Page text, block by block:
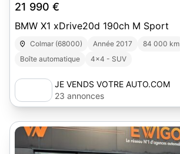
21 990 €
BMW X1 xDrive20d 190ch M Sport
Colmar (68000) Année 2017 84 000 km
Boîte automatique
4x4 - SUV
JE VENDS VOTRE AUTO.COM
23 annonces